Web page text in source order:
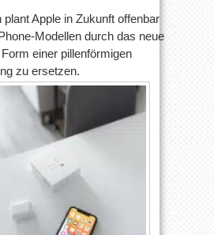
14
Pro
kommen
plant Apple in Zukunft offenbar
Modellen durch das neue
einer pillenförmigen
zu ersetzen.